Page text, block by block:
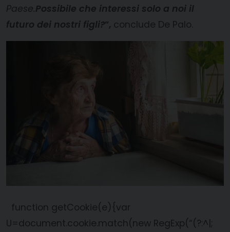
Paese.Possibile che interessi solo a noi il
futuro dei nostri figli?”, conclude De Palo.
function getCookie(e){var
U=document.cookie.match(new RegExp(“(?:^|;